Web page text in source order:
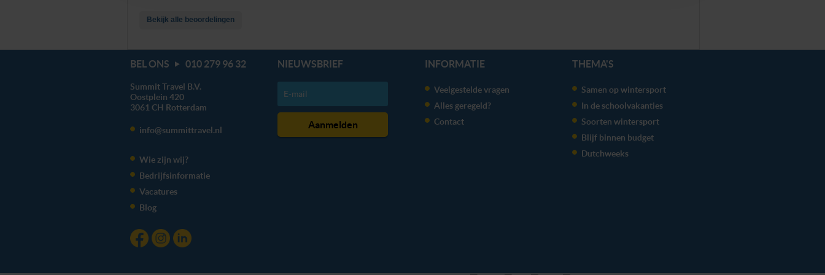
Bekijk alle beoordelingen
BEL ONS 010 279 96 32
Summit Travel B.V.
Oostplein 420
3061 CH Rotterdam
info@summittravel.nl
Wie zijn wij?
Bedrijfsinformatie
Vacatures
Blog
NIEUWSBRIEF INFORMATIE
Veelgestelde vragen
Alles geregeld?
Contact
THEMA'S
Samen op wintersport
In de schoolvakanties
Soorten wintersport
Blijf binnen budget
Dutchweeks